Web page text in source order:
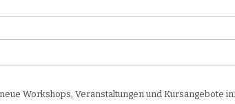
Workshops, Veranstaltungen und Kursangebote